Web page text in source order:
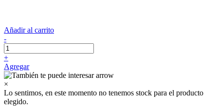
Añadir al carrito
-
+
Agregar
×
Lo sentimos, en este momento no tenemos stock para el producto
elegido.